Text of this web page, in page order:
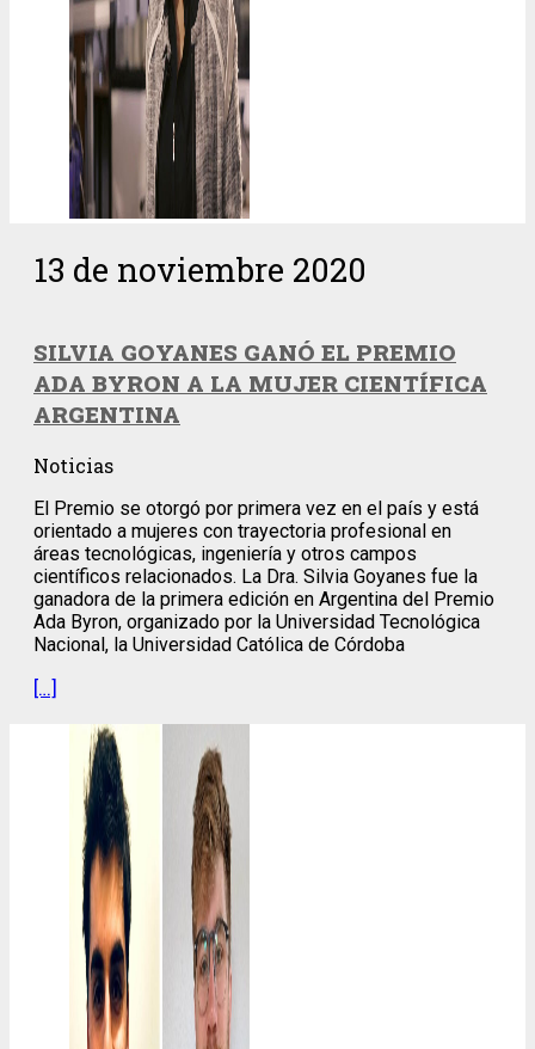
13 de noviembre 2020
SILVIA GOYANES GANÓ EL PREMIO
ADA BYRON A LA MUJER CIENTÍFICA
ARGENTINA
Noticias
El Premio se otorgó por primera vez en el país y está
orientado a mujeres con trayectoria profesional en
áreas tecnológicas, ingeniería y otros campos
científicos relacionados. La Dra. Silvia Goyanes fue la
ganadora de la primera edición en Argentina del Premio
Ada Byron, organizado por la Universidad Tecnológica
Nacional, la Universidad Católica de Córdoba
[…]